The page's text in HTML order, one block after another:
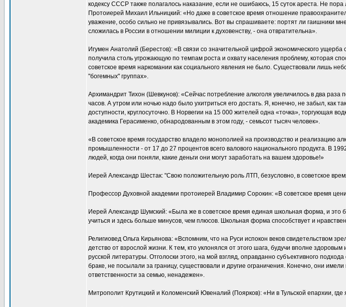
кодексу СССР также полагалось наказание, если не ошибаюсь, 15 суток ареста. Не пора
Протоиерей Михаил Ильницкий: «Но даже в советское время отношение
уважение, особо сильно не привязывались. Вот вы спрашиваете: портят ли гаишники
сложилась в России в отношении милиции к духовенству, - она отвратительна».
Игумен Анатолий (Берестов): «В связи со значительной цифрой экономического
получила столь угрожающую по темпам роста и охвату населения проблему, которая
советское время наркомании как социального явления не было. Существовали лишь
"богемных" группах».
Архимандрит Тихон (Шевкунов): «Сейчас потребление алкоголя увеличилось в два
часов. А утром или ночью надо было ухитриться его достать. Я, конечно, не забыл, как
доступности, круглосуточно. В Норвегии на 15 000 жителей одна «точка», торгующая
академика Герасименко, обнародованным в этом году, - семьсот тысяч человек».
«В советское время государство владело монополией на производство и реализацию
промышленности - от 17 до 27 процентов всего валового национального продукта. В
людей, когда они поняли, какие деньги они могут заработать на вашем здоровье!»
Иерей Александр Шестак: "Свою положительную роль ЛТП, безусловно, в советское
Профессор Духовной академии протоиерей Владимир Сорокин: «В советское время
Иерей Александр Шумский: «Была же в советское время единая школьная форма, и это
учиться и здесь больше минусов, чем плюсов. Школьная форма способствует и
Религиовед Ольга Кирьянова: «Вспомним, что на Руси испокон веков свидетельством
детство от взрослой жизни. К тем, кто уклонялся от этого шага, будучи вполне
русской литературы. Отголоски этого, на мой взгляд, оправданно субъективного
браке, не посылали за границу, существовали и другие ограничения. Конечно, они
ответственности за семью, ненадежен».
Митрополит Крутицкий и Коломенский Ювеналий (Поярков): «Ни в Тульской епархии,